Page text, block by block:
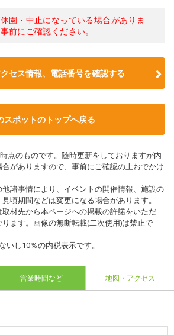
園・中止になっている場合がありま
前にご確認ください。
セス情報、電話番号を確認する
スポットのトップへ戻る
点のものです。随時更新をしておりますが内
がありますので、事前にご確認の上おでかけ
諸事情により、イベントの開催情報、施設の
頃期間などは変更になる場合があります。
材先から本ページへの掲載の許諾をいただ
ます。画像の無断転載(二次使用)は禁止で
し10％の内税表示です。
営業時間など 地図・アクセス